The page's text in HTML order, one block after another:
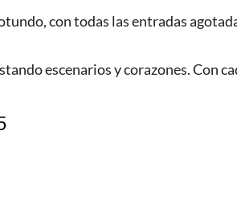
con todas las entradas
escenarios y corazones. Con